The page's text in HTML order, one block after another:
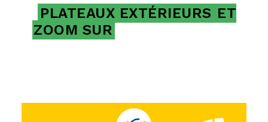
PLATEAUX EXTÉRIEURS ET
ZOOM SUR